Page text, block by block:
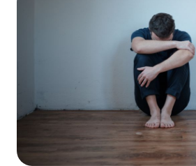
SEX A VZTAHY
PORADNA